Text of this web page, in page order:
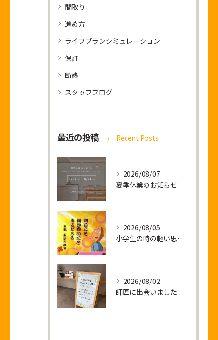
間取り
進め方
ライフプランシミュレーション
保証
断熱
スタッフブログ
最近の投稿 Recent Posts
2026/08/07
夏季休業のお知らせ
2026/08/05
小学生の時の軽い思い出話し
2026/08/02
師匠に出会いました